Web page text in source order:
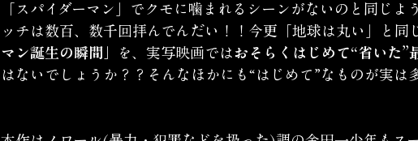
「スパイダーマン」でクモに噛まれるシーンがないのと同じよ
ッチは数百、数千回拝んでんだい！！今更「地球は丸い」と同
マン誕生の瞬間」
を、実写映画ではおそらくはじめて“省いた”
はないでしょうか？？そんなほかにも“はじめて”なものが実は